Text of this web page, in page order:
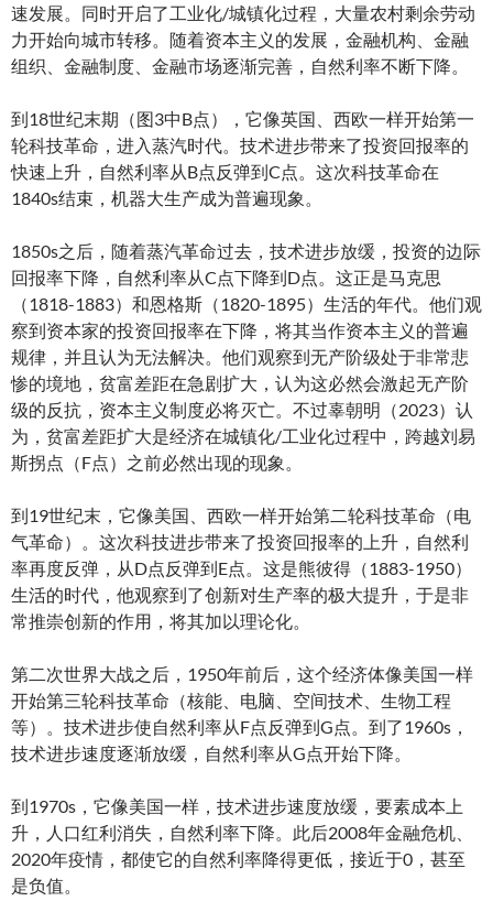
速发展。同时开启了工业化/城镇化过程，大量农村剩余劳动
力开始向城市转移。随着资本主义的发展，金融机构、金融
组织、金融制度、金融市场逐渐完善，自然利率不断下降。
到18世纪末期（图3中B点），它像英国、西欧一样开始第一
轮科技革命，进入蒸汽时代。技术进步带来了投资回报率的
快速上升，自然利率从B点反弹到C点。这次科技革命在
1840s结束，机器大生产成为普遍现象。
1850s之后，随着蒸汽革命过去，技术进步放缓，投资的边际
回报率下降，自然利率从C点下降到D点。这正是马克思
（1818-1883）和恩格斯（1820-1895）生活的年代。他们观
察到资本家的投资回报率在下降，将其当作资本主义的普遍
规律，并且认为无法解决。他们观察到无产阶级处于非常悲
惨的境地，贫富差距在急剧扩大，认为这必然会激起无产阶
级的反抗，资本主义制度必将灭亡。不过辜朝明（2023）认
为，贫富差距扩大是经济在城镇化/工业化过程中，跨越刘易
斯拐点（F点）之前必然出现的现象。
到19世纪末，它像美国、西欧一样开始第二轮科技革命（电
气革命）。这次科技进步带来了投资回报率的上升，自然利
率再度反弹，从D点反弹到E点。这是熊彼得（1883-1950）
生活的时代，他观察到了创新对生产率的极大提升，于是非
常推崇创新的作用，将其加以理论化。
第二次世界大战之后，1950年前后，这个经济体像美国一样
开始第三轮科技革命（核能、电脑、空间技术、生物工程
等）。技术进步使自然利率从F点反弹到G点。到了1960s，
技术进步速度逐渐放缓，自然利率从G点开始下降。
到1970s，它像美国一样，技术进步速度放缓，要素成本上
升，人口红利消失，自然利率下降。此后2008年金融危机、
2020年疫情，都使它的自然利率降得更低，接近于0，甚至
是负值。